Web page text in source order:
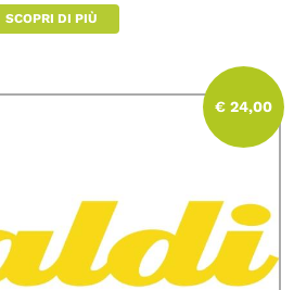
SCOPRI DI PIÙ
€ 24,00